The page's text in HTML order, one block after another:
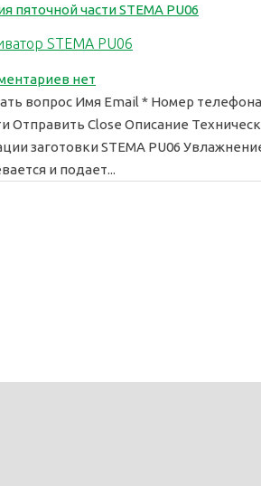
STEMA PU06
нет
вопрос Имя Email * Номер
Отправить Close Описание
заготовки STEMA PU06
и подает...